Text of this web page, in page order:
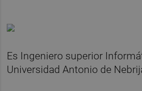
Es Ingeniero superior
Universidad Antonio de